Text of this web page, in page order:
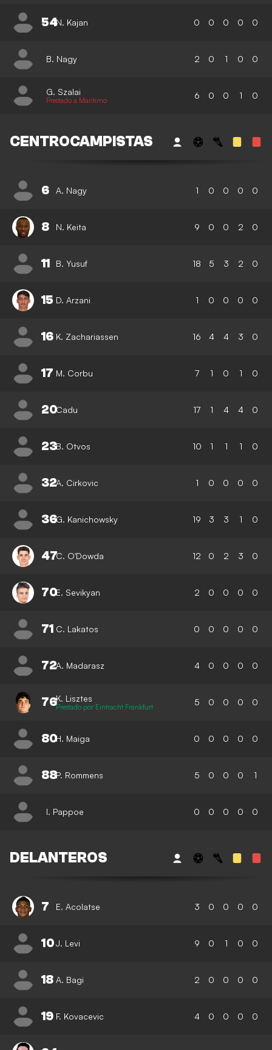
54N. Kajan 0 0 0 0 0
B. Nagy 2 0 1 0 0
G. Szalai
Prestado a Maritimo 6 0 0 1 0
CENTROCAMPISTAS
6 A. Nagy 1 0 0 0 0
8 N. Keita 9 0 0 2 0
11 B. Yusuf 18 5 3 2 0
15 D. Arzani 1 0 0 0 0
16 K. Zachariassen 16 4 4 3 0
17 M. Corbu 7 1 0 1 0
20Cadu 17 1 4 4 0
23B. Otvos 10 1 1 1 0
32A. Cirkovic 1 0 0 0 0
36G. Kanichowsky 19 3 3 1 0
47C. O'Dowda 12 0 2 3 0
70E. Sevikyan 2 0 0 0 0
71 C. Lakatos 0 0 0 0 0
72A. Madarasz 4 0 0 0 0
76K. Lisztes
Prestado por Eintracht Frankfurt 5 0 0 0 0
80H. Maiga 0 0 0 0 0
88P. Rommens 5 0 0 0 1
I. Pappoe 0 0 0 0 0
DELANTEROS
7 E. Acolatse 3 0 0 0 0
10J. Levi 9 0 1 0 0
18 A. Bagi 2 0 0 0 0
19 F. Kovacevic 4 0 0 0 0